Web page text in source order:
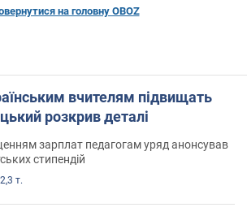
на головну OBOZ
вчителям підвищать
розкрив деталі
зарплат педагогам уряд анонсував
стипендій
т.